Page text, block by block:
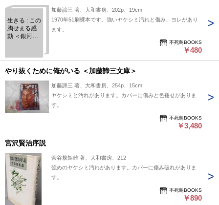
生きる : この
胸せまる感
動 ＜銀河選
加藤諦三 著、大和書房、202p、19cm
1970年51刷裸本です。強いヤケシミ汚れと傷み、ヨレがあり
ます。
不死鳥BOOKS
￥480
やり抜くために俺がいる ＜加藤諦三文庫＞
加藤諦三 著、大和書房、254p、15cm
ヤケシミと汚れがあります。カバーに傷みと色褪せがありま
す。
不死鳥BOOKS
￥3,480
宮沢賢治序説
菅谷規矩雄 著、大和書房、212
強めのヤケシミ汚れがあります。カバーに傷み破れがありま
す。
不死鳥BOOKS
￥890